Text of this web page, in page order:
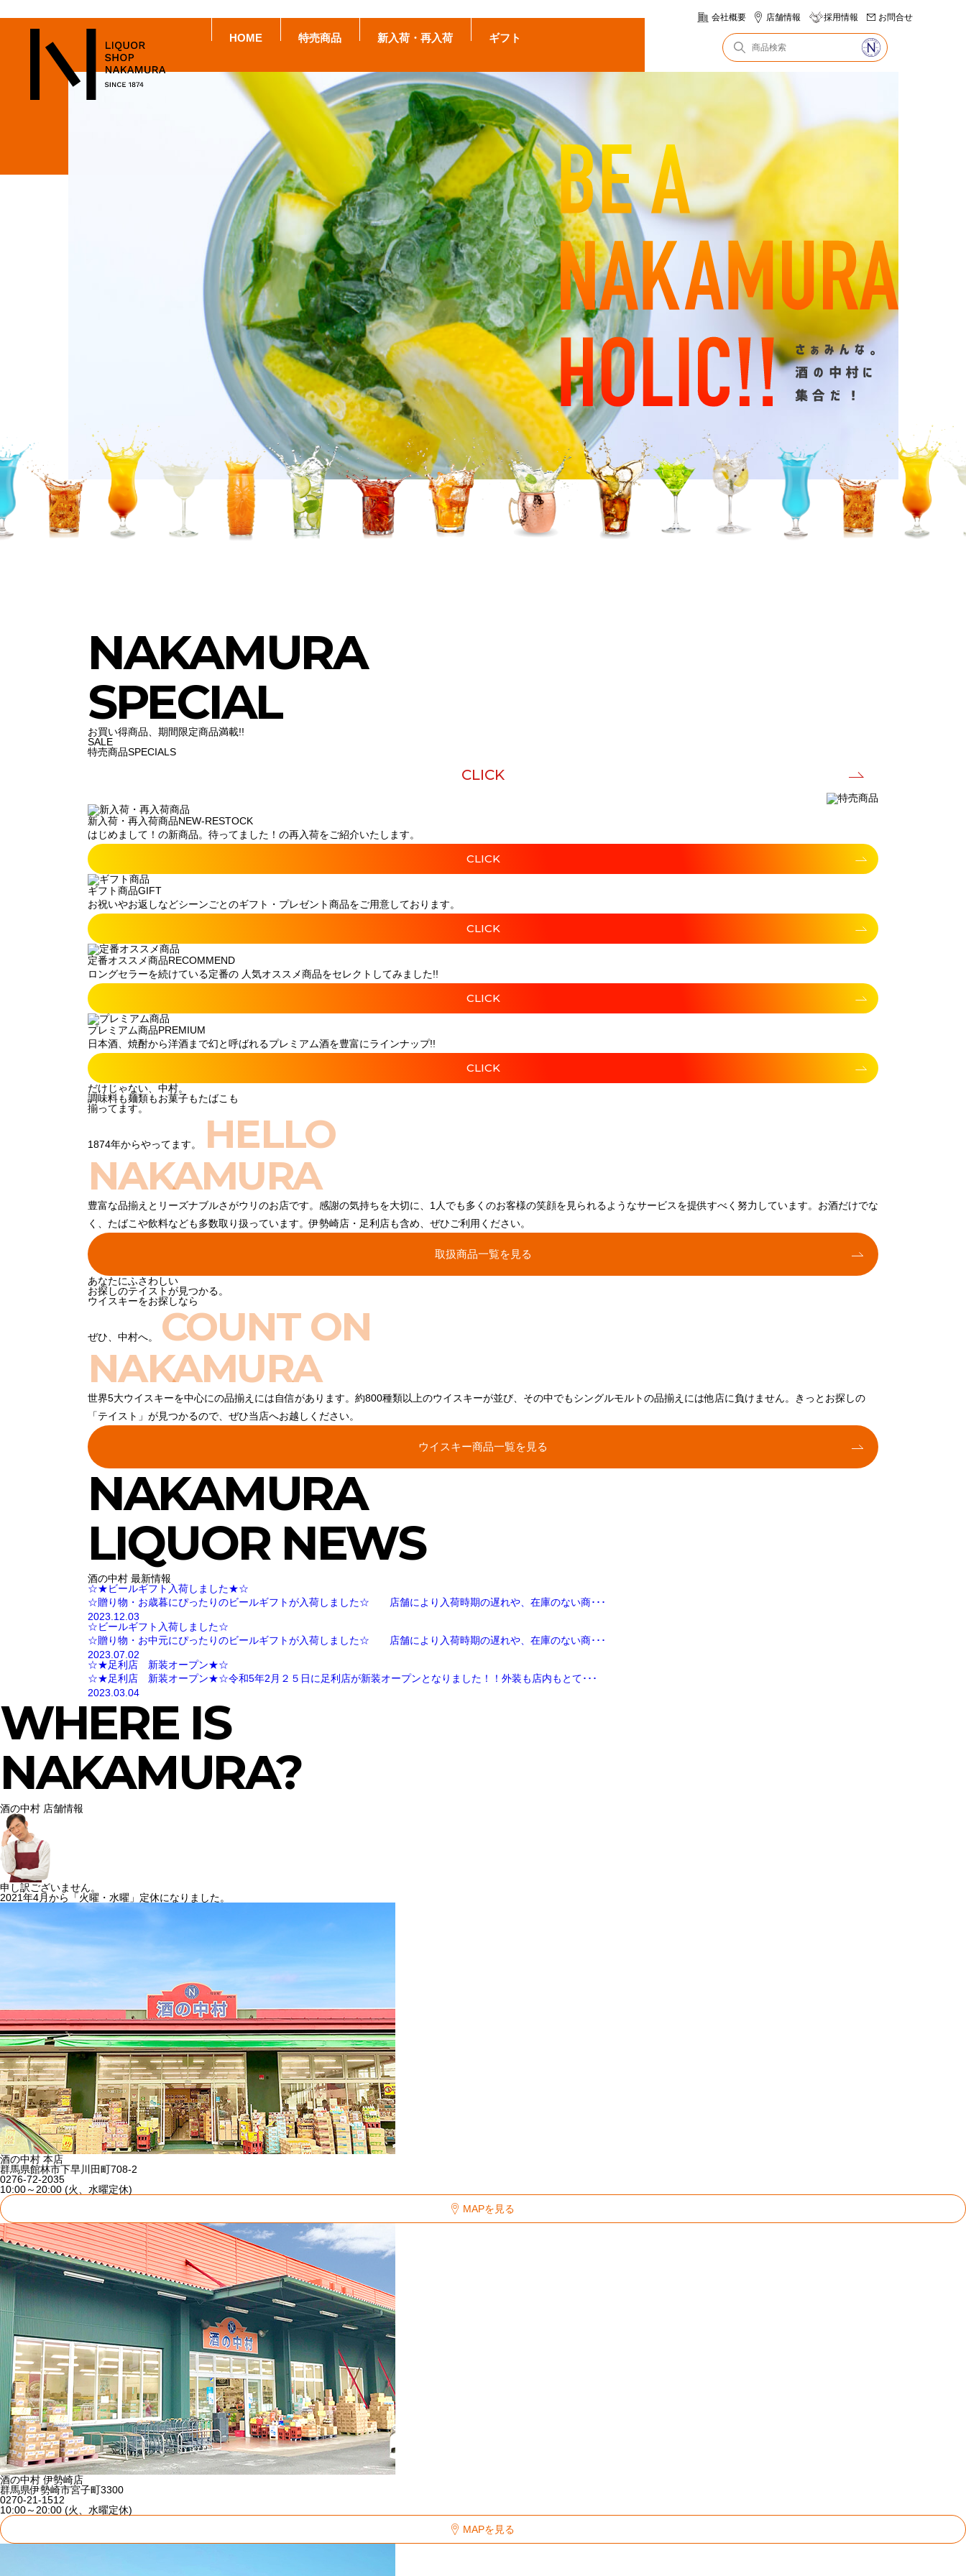
HOME 特売商品 新入荷・再入荷 ギフト
会社概要 店舗情報 採用情報 お問合せ
NAKAMURA
SPECIAL
お買い得商品、期間限定商品満載!!
SALE
特売商品SPECIALS
CLICK
新入荷・再入荷商品NEW-RESTOCK
はじめまして！の新商品。待ってました！の再入荷をご紹介いたします。
CLICK
ギフト商品GIFT
お祝いやお返しなどシーンごとのギフト・プレゼント商品をご用意しております。
CLICK
定番オススメ商品RECOMMEND
ロングセラーを続けている定番の 人気オススメ商品をセレクトしてみました!!
CLICK
プレミアム商品PREMIUM
日本酒、焼酎から洋酒まで幻と呼ばれるプレミアム酒を豊富にラインナップ!!
CLICK
だけじゃない、中村。
調味料も麺類もお菓子もたばこも
揃ってます。
1874年からやってます。
HELLO
NAKAMURA
豊富な品揃えとリーズナブルさがウリのお店です。感謝の気持ちを大切に、1人でも多くのお客様の笑顔を見られるようなサービスを提供すべく努力しています。お酒だけでな
く、たばこや飲料なども多数取り扱っています。伊勢崎店・足利店も含め、ぜひご利用ください。
取扱商品一覧を見る
あなたにふさわしい
お探しのテイストが見つかる。
ウイスキーをお探しなら
ぜひ、中村へ。
COUNT ON
NAKAMURA
世界5大ウイスキーを中心にの品揃えには自信があります。約800種類以上のウイスキーが並び、その中でもシングルモルトの品揃えには他店に負けません。きっとお探しの
「テイスト」が見つかるので、ぜひ当店へお越しください。
ウイスキー商品一覧を見る
NAKAMURA
LIQUOR NEWS
酒の中村 最新情報
☆★ビールギフト入荷しました★☆
☆贈り物・お歳暮にぴったりのビールギフトが入荷しました☆ 店舗により入荷時期の遅れや、在庫のない商･･･
2023.12.03
☆ビールギフト入荷しました☆
☆贈り物・お中元にぴったりのビールギフトが入荷しました☆ 店舗により入荷時期の遅れや、在庫のない商･･･
2023.07.02
☆★足利店 新装オープン★☆
☆★足利店 新装オープン★☆令和5年2月２５日に足利店が新装オープンとなりました！！外装も店内もとて･･･
2023.03.04
WHERE IS
NAKAMURA?
酒の中村 店舗情報
申し訳ございません。
2021年4月から「火曜・水曜」定休になりました。
酒の中村 本店
群馬県館林市下早川田町708-2
0276-72-2035
10:00～20:00 (火、水曜定休)
MAPを見る
酒の中村 伊勢崎店
群馬県伊勢崎市宮子町3300
0270-21-1512
10:00～20:00 (火、水曜定休)
MAPを見る